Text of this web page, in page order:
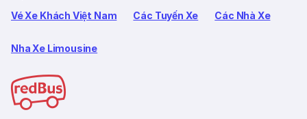
Vé Xe Khách Việt Nam Các Tuyến Xe Các Nhà Xe
Nha Xe Limousine